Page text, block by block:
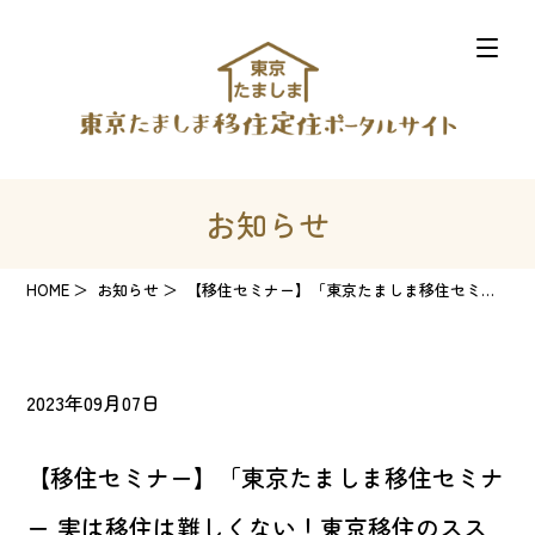
お知らせ
HOME お知らせ 【移住セミナー】「東京たましま移住セミナー 実は移住は難しくない！東京移住のススメ」のアー...
2023年09月07日
【移住セミナー】「東京たましま移住セミナ
ー 実は移住は難しくない！東京移住のスス